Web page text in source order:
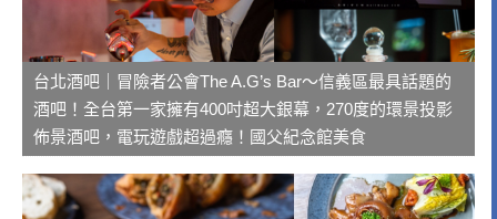
台北酒吧｜冒險者公會The A.G’s Bar～信義區最具話題的
酒吧！全台第一家擁有400吋超大銀幕，270度的環景投影
佈景酒吧，電玩遊戲超過癮！國父紀念館美食